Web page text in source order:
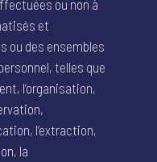
ou non à
et
ou des ensembles
telles que
l’organisation,
l’extraction,
la